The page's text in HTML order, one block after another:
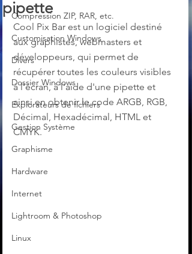
Compression ZIP, RAR, etc.
Customisation Windows
Divers
Dossier Windows
Explorateurs de fichiers
Gestion Système
Graphisme
Hardware
Internet
Lightroom & Photoshop
Linux
pipette
Cool Pix Bar est un logiciel destiné
aux graphistes, webmasters et
développeurs, qui permet de
récupérer toutes les couleurs visibles
à l'écran, à l'aide d'une pipette et
ainsi en obtenir le code ARGB, RGB,
Décimal, Hexadécimal, HTML et
CMYK.